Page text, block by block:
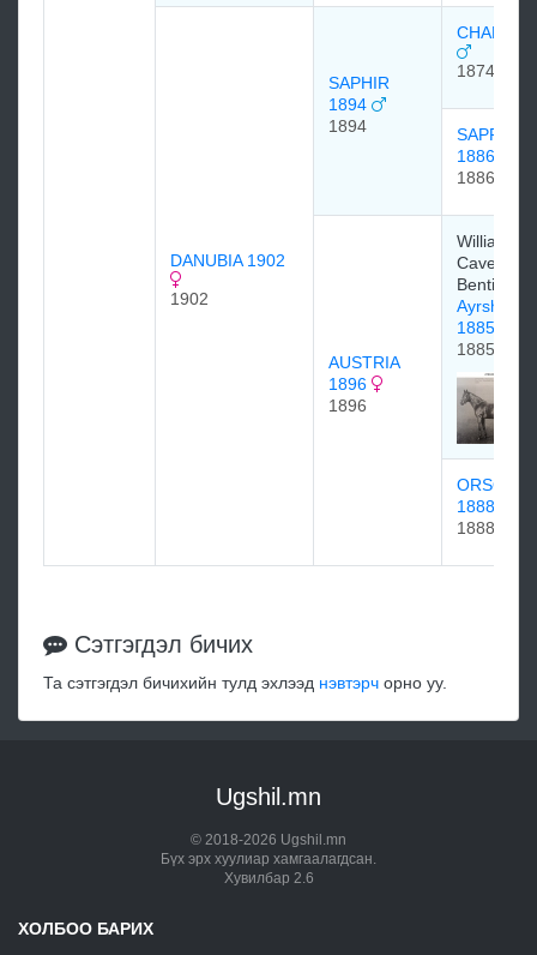
DANUBIA 1902
1902
SAPHIR
1894
1894
1874
SAPPHO
1886
1886
AUSTRIA
1896
1896
William
Bentinck
Ayrshire
1885
1885
ORSOVA
1888
1888
Сэтгэгдэл бичих
Та сэтгэгдэл бичихийн тулд эхлээд нэвтэрч орно уу.
Ugshil.mn
© 2018-2026 Ugshil.mn
Бүх эрх хуулиар хамгаалагдсан.
Хувилбар 2.6
ХОЛБОО БАРИХ